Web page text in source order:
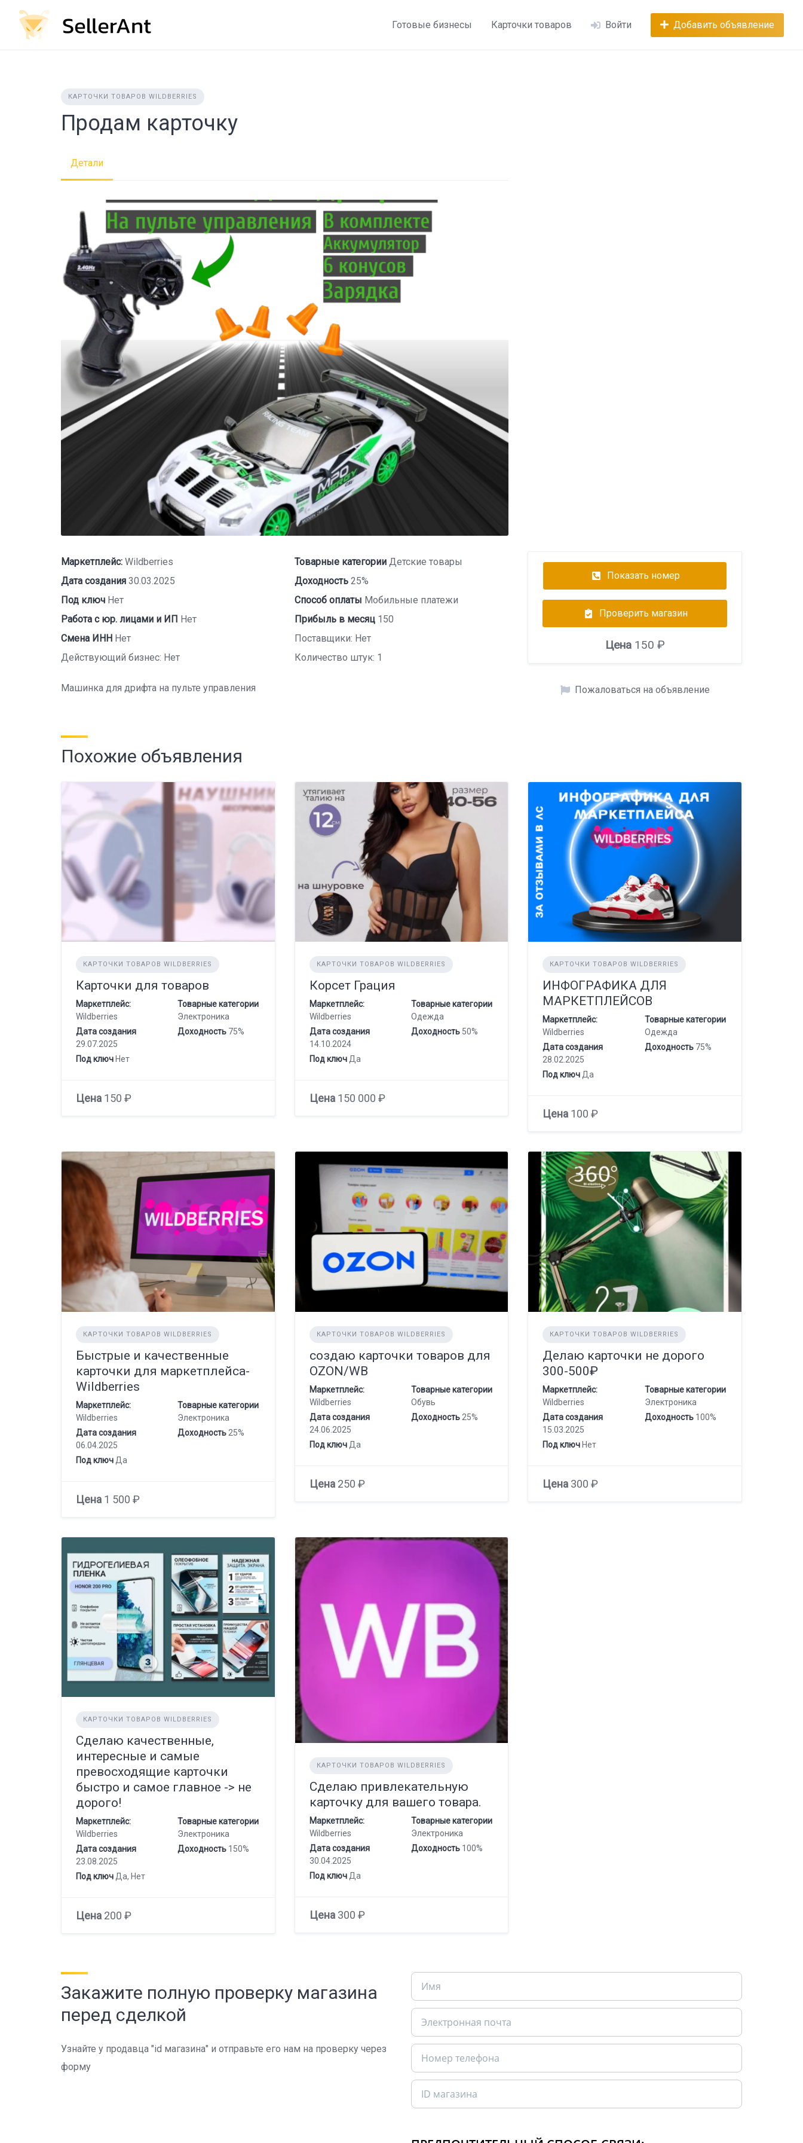
content
Готовые бизнесы Карточки товаров Войти Добавить объявление
КАРТОЧКИ ТОВАРОВ WILDBERRIES
Продам карточку
Детали
Маркетплейс: Wildberries Товарные категорииДетские товары
Дата создания 30.03.2025 Доходность25%
Под ключ Нет Способ оплаты Мобильные платежи
Работа с юр. лицами и ИП Нет Прибыль в месяц150
Смена ИНН Нет
Поставщики: Нет
Действующий бизнес: Нет
Количество штук: 1
Машинка для дрифта на пульте управления
Показать номер
Проверить магазин
Цена150 ₽
Пожаловаться на объявление
Похожие объявления
КАРТОЧКИ ТОВАРОВ WILDBERRIES
Карточки для товаров
Маркетплейс:
Wildberries
Товарные категории
Электроника
Дата создания
29.07.2025
Доходность 75%
Под ключ Нет
Цена 150 ₽
КАРТОЧКИ ТОВАРОВ WILDBERRIES
Корсет Грация
Маркетплейс:
Wildberries
Товарные категории
Одежда
Дата создания
14.10.2024
Доходность50%
Под ключДа
Цена150 000 ₽
КАРТОЧКИ ТОВАРОВ WILDBERRIES
ИНФОГРАФИКА ДЛЯ
МАРКЕТПЛЕЙСОВ
Маркетплейс:
Wildberries
Товарные категории
Одежда
Дата создания
28.02.2025
Доходность75%
Под ключДа
Цена 100 ₽
КАРТОЧКИ ТОВАРОВ WILDBERRIES
Быстрые и качественные
карточки для маркетплейса-
Wildberries
Маркетплейс:
Wildberries
Товарные категории
Электроника
Дата создания
06.04.2025
Доходность 25%
Под ключ Да
Цена 1 500 ₽
КАРТОЧКИ ТОВАРОВ WILDBERRIES
создаю карточки товаров для
OZON/WB
Маркетплейс:
Wildberries
Товарные категории
Обувь
Дата создания
24.06.2025
Доходность25%
Под ключДа
Цена250 ₽
КАРТОЧКИ ТОВАРОВ WILDBERRIES
Делаю карточки не дорого
300-500₽
Маркетплейс:
Wildberries
Товарные категории
Электроника
Дата создания
15.03.2025
Доходность100%
Под ключ Нет
Цена 300 ₽
КАРТОЧКИ ТОВАРОВ WILDBERRIES
Сделаю качественные,
интересные и самые
превосходящие карточки
быстро и самое главное -> не
дорого!
Маркетплейс:
Wildberries
Товарные категории
Электроника
Дата создания
23.08.2025
Доходность 150%
Под ключДа, Нет
Цена 200 ₽
КАРТОЧКИ ТОВАРОВ WILDBERRIES
Сделаю привлекательную
карточку для вашего товара.
Маркетплейс:
Wildberries
Товарные категории
Электроника
Дата создания
30.04.2025
Доходность100%
Под ключДа
Цена300 ₽
Закажите полную проверку магазина
перед сделкой
Узнайте у продавца "id магазина" и отправьте его нам на проверку через
форму